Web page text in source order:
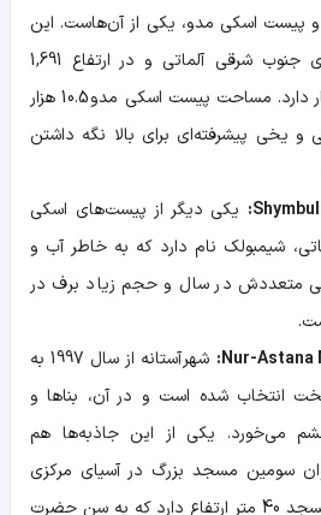
پیست اسکی مدو، یکی از آن‌هاست. این
مکان تفریحی در دامنه‌های جنوب شرقی آلماتی و در ارتفاع 1,691
متری بالاتر از سطح دریا قرار دارد. مساحت پیست اسکی مدو 10.5 هزار
یخی پیشرفته‌ای برای بالا نگه داشتن
یکی دیگر از پیست‌های اسکی
شیمبولک نام دارد که به خاطر آب و
متعددش در سال و حجم زیاد برف در
شهر آستانه از سال 1997 به
انتخاب شده است و در آن، بناها و
می‌خورد. یکی از این جاذبه‌ها هم
سومین مسجد بزرگ در آسیای مرکزی
شناخته می‌شود. گنبد این مسجد 40 متر ارتفاع دارد که به سن حضرت